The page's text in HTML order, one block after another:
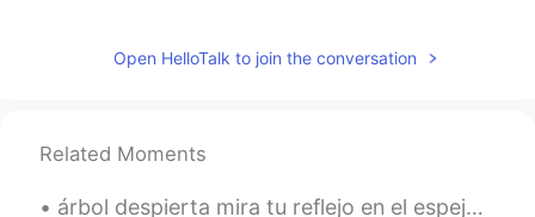
Noah 2020.03.10 05:30
ES EN
Open HelloTalk to join the conversation
Related Moments
árbol despierta mira tu reflejo en el espejo prepárate para la primavera, la gente te esperaba a...